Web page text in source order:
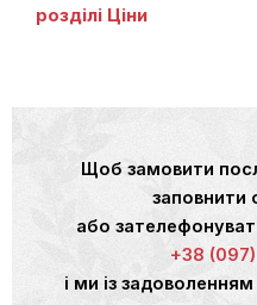
розділі Ціни
Щоб замовити
заповнити
або
+38
і ми із